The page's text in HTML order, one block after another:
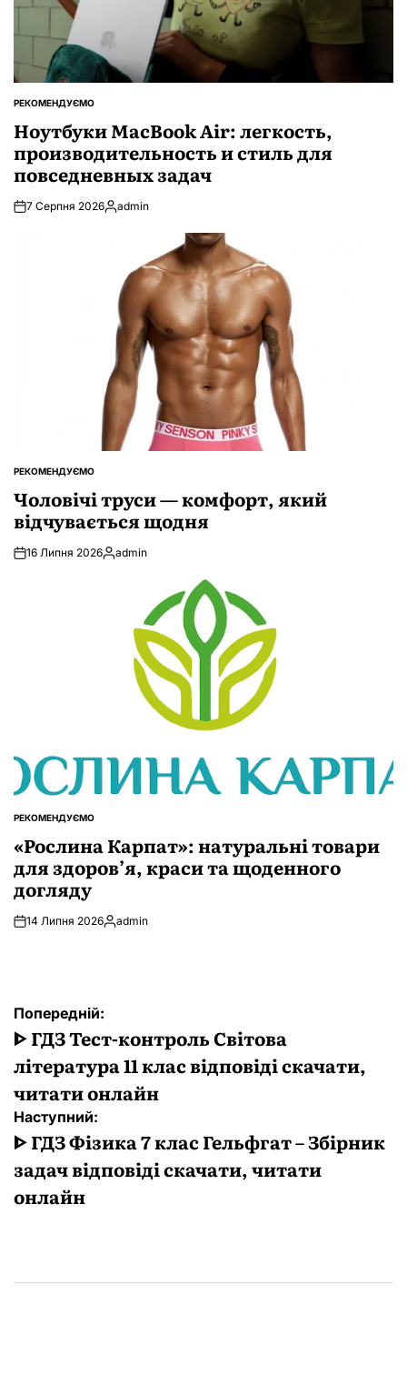
ОПУБЛІКУВАТИ
РЕКОМЕНДУЄМО
Ноутбуки MacBook Air: легкость,
производительность и стиль для
повседневных задач
7 Серпня 2026Опубліковано
admin
ОПУБЛІКУВАТИ
РЕКОМЕНДУЄМО
Чоловічі труси — комфорт, який
відчувається щодня
16 Липня 2026Опубліковано
admin
ОПУБЛІКУВАТИ
РЕКОМЕНДУЄМО
«Рослина Карпат»: натуральні товари
для здоров’я, краси та щоденного
догляду
14 Липня 2026Опубліковано
admin
Навігація
записів
Попередній:
ᐈ ГДЗ Тест-контроль Світова
література 11 клас відповіді скачати,
читати онлайн
Наступний:
ᐈ ГДЗ Фізика 7 клас Гельфгат – Збірник
задач відповіді скачати, читати
онлайн